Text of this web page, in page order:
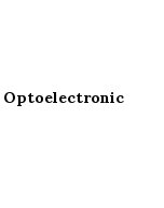
Optoelectronic